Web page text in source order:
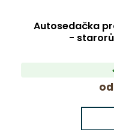
Autosedačka
-
od